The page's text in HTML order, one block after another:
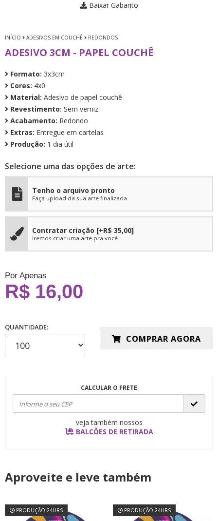
Baixar Gabarito
INÍCIO ADESIVOS EM COUCHÉ REDONDOS
ADESIVO 3CM - PAPEL COUCHÊ
Formato: 3x3cm
Cores: 4x0
Material: Adesivo de papel couchê
Revestimento: Sem verniz
Acabamento: Redondo
Extras: Entregue em cartelas
Produção: 1 dia útil
Selecione uma das opções de arte:
Tenho o arquivo pronto
Faça upload da sua arte finalizada
Contratar criação [+R$ 35,00]
Iremos criar uma arte pra você
Por Apenas
R$ 16,00
QUANTIDADE:
COMPRAR AGORA
CALCULAR O FRETE
veja também nossos
BALCÕES DE RETIRADA
Aproveite e leve também
PRODUÇÃO 24HRS PRODUÇÃO 24HRS